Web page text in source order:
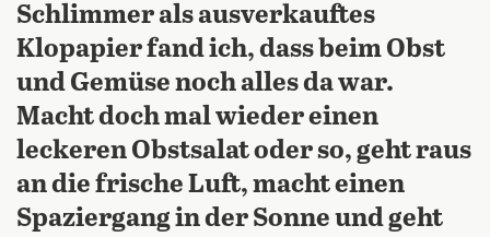
Schlimmer als ausverkauftes
Klopapier fand ich, dass beim Obst
und Gemüse noch alles da war.
Macht doch mal wieder einen
leckeren Obstsalat oder so, geht raus
an die frische Luft, macht einen
Spaziergang in der Sonne und geht